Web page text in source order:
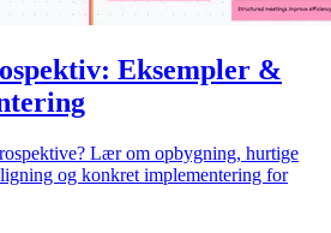
Eksempler &
Lær om opbygning, hurtige
og konkret implementering for